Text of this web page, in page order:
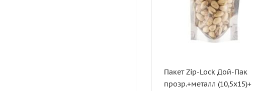
Пакет Zip-Lock Дой-Пак
прозр.+металл (10,5х15)+